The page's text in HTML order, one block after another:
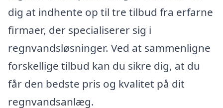
dig at indhente op til tre tilbud fra erfarne
firmaer, der specialiserer sig i
regnvandsløsninger. Ved at sammenligne
forskellige tilbud kan du sikre dig, at du
får den bedste pris og kvalitet på dit
regnvandsanlæg.